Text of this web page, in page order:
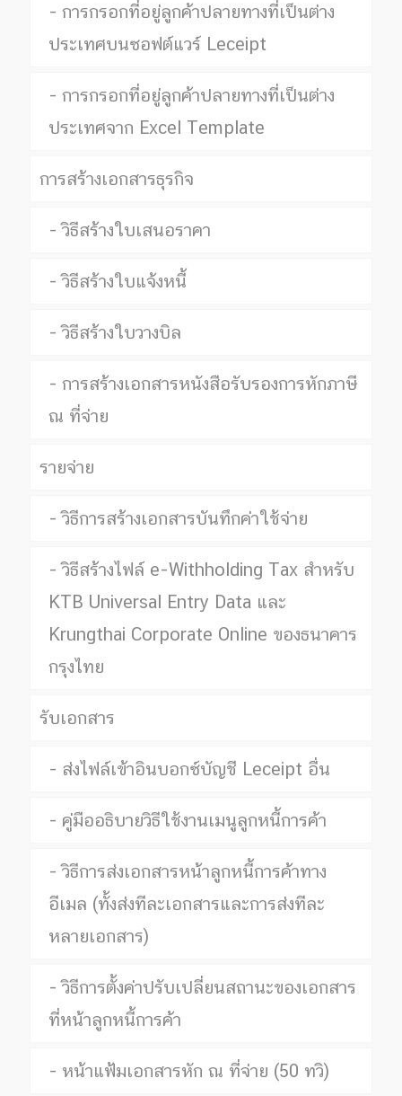
การกรอกที่อยู่ลูกค้าปลายทางที่เป็นต่าง
ประเทศบนซอฟต์แวร์ Leceipt
การกรอกที่อยู่ลูกค้าปลายทางที่เป็นต่าง
ประเทศจาก Excel Template
การสร้างเอกสารธุรกิจ
วิธีสร้างใบเสนอราคา
วิธีสร้างใบแจ้งหนี้
วิธีสร้างใบวางบิล
การสร้างเอกสารหนังสือรับรองการหักภาษี
ณ ที่จ่าย
รายจ่าย
วิธีการสร้างเอกสารบันทึกค่าใช้จ่าย
วิธีสร้างไฟล์ e-Withholding Tax สำหรับ
KTB Universal Entry Data และ
Krungthai Corporate Online ของธนาคาร
กรุงไทย
รับเอกสาร
ส่งไฟล์เข้าอินบอกซ์บัญชี Leceipt อื่น
คู่มืออธิบายวิธีใช้งานเมนูลูกหนี้การค้า
วิธีการส่งเอกสารหน้าลูกหนี้การค้าทาง
อีเมล (ทั้งส่งทีละเอกสารและการส่งทีละ
หลายเอกสาร)
วิธีการตั้งค่าปรับเปลี่ยนสถานะของเอกสาร
ที่หน้าลูกหนี้การค้า
หน้าแฟ้มเอกสารหัก ณ ที่จ่าย (50 ทวิ)